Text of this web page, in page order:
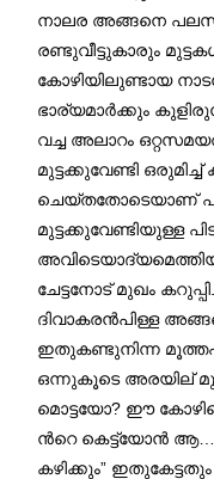
നാലര അങ്ങനെ
രണ്ടുവീട്ടുകാരും
കോഴിയിലുണ്ടായ
ഭാര്യമാർക്കും
വച്ച അലാറം
മുട്ടക്കുവേണ്ടി
ചെയ്തതോടെയാണ്
മുട്ടക്കുവേണ്ടിയുള്ള
ചേട്ടനോട് മുഖം
ദിവാകരൻപിള്ള
ഇതുകണ്ടുനിന്ന
ഒന്നുകൂടെ അരയില്
മൊട്ടയോ? ഈ
ന്‍റെ കെട്ട്യോൻ ആ…
കഴിക്കും”